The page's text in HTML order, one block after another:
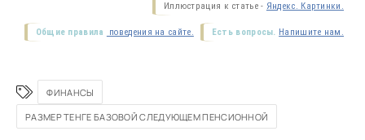
Иллюстрация к статье - Яндекс. Картинки.
Есть вопросы. Напишите нам.
Общие правила поведения на сайте.
ФИНАНСЫ
РАЗМЕР ТЕНГЕ БАЗОВОЙ СЛЕДУЮЩЕМ ПЕНСИОННОЙ